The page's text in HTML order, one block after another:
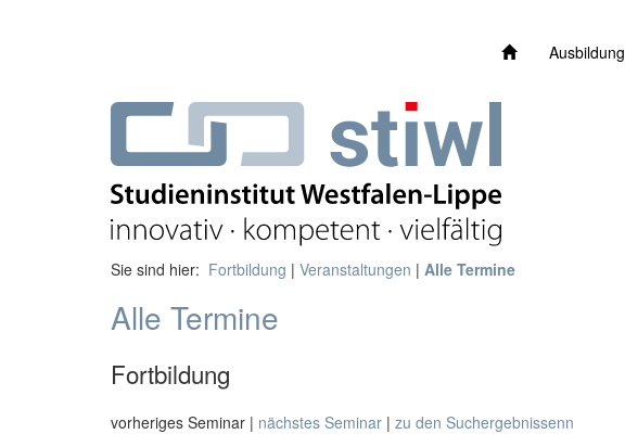
Ausbildung
Sie sind hier: Fortbildung | Veranstaltungen | Alle Termine
Alle Termine
Fortbildung
vorheriges Seminar | nächstes Seminar | zu den Suchergebnissenn